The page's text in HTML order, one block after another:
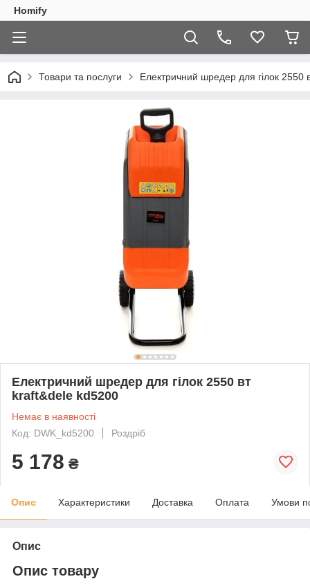
Homify
Товари та послуги Електричний шредер для гілок 2550
Електричний шредер для гілок 2550 вт
kraft&dele kd5200
Немає в наявності
Код: DWK_kd5200
Роздріб
5 178 ₴
Опис Характеристики Доставка Оплата Умови
Опис
Опис товару